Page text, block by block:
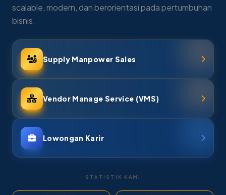
scalable, modern, dan berorientasi pada pertumbuhan
bisnis.
Supply Manpower Sales
Vendor Manage Service (VMS)
Lowongan Karir
STATISTIK KAMI